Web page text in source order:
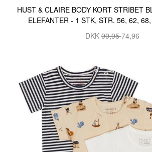
HUST & CLAIRE BODY KORT STRIBET
ELEFANTER - 1 STK, STR. 56, 62,
DKK 99,9574,96